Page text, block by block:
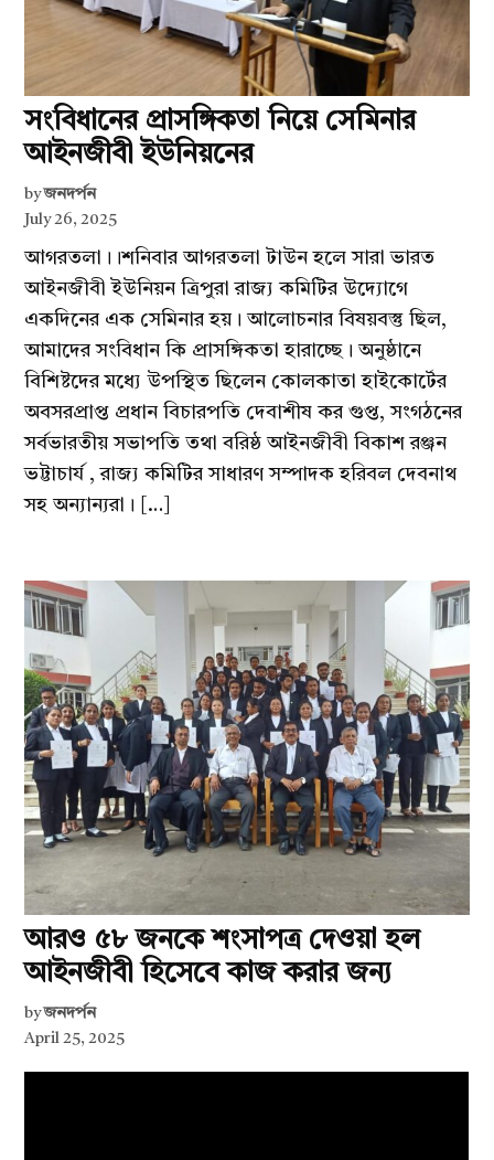
সংবিধানের প্রাসঙ্গিকতা নিয়ে সেমিনার
আইনজীবী ইউনিয়নের
by জনদর্পন
July 26, 2025
আগরতলা।।শনিবার আগরতলা টাউন হলে সারা ভারত
আইনজীবী ইউনিয়ন ত্রিপুরা রাজ্য কমিটির উদ্যোগে
একদিনের এক সেমিনার হয়। আলোচনার বিষয়বস্তু ছিল,
আমাদের সংবিধান কি প্রাসঙ্গিকতা হারাচ্ছে। অনুষ্ঠানে
বিশিষ্টদের মধ্যে উপস্থিত ছিলেন কোলকাতা হাইকোর্টের
অবসরপ্রাপ্ত প্রধান বিচারপতি দেবাশীষ কর গুপ্ত, সংগঠনের
সর্বভারতীয় সভাপতি তথা বরিষ্ঠ আইনজীবী বিকাশ রঞ্জন
ভট্টাচার্য , রাজ্য কমিটির সাধারণ সম্পাদক হরিবল দেবনাথ
সহ অন্যান্যরা। […]
আরও ৫৮ জনকে শংসাপত্র দেওয়া হল
আইনজীবী হিসেবে কাজ করার জন্য
by জনদর্পন
April 25, 2025